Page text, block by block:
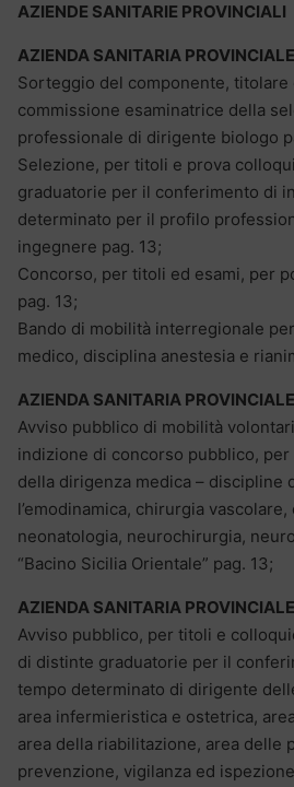
AZIENDE SANITARIE PROVINCIALI
AZIENDA SANITARIA
Sorteggio del componente, titolare
commissione esaminatrice della
professionale di dirigente biologo
Selezione, per titoli e prova
graduatorie per il conferimento di
determinato per il profilo
ingegnere pag. 13;
Concorso, per titoli ed esami, per
pag. 13;
Bando di mobilità interregionale
medico, disciplina anestesia e
AZIENDA SANITARIA
Avviso pubblico di mobilità
indizione di concorso pubblico,
della dirigenza medica – discipline
l’emodinamica, chirurgia
neonatologia, neurochirurgia,
“Bacino Sicilia Orientale” pag. 13;
AZIENDA SANITARIA
Avviso pubblico, per titoli e
di distinte graduatorie per il
tempo determinato di dirigente
area infermieristica e ostetrica,
area della riabilitazione, area delle
prevenzione, vigilanza ed